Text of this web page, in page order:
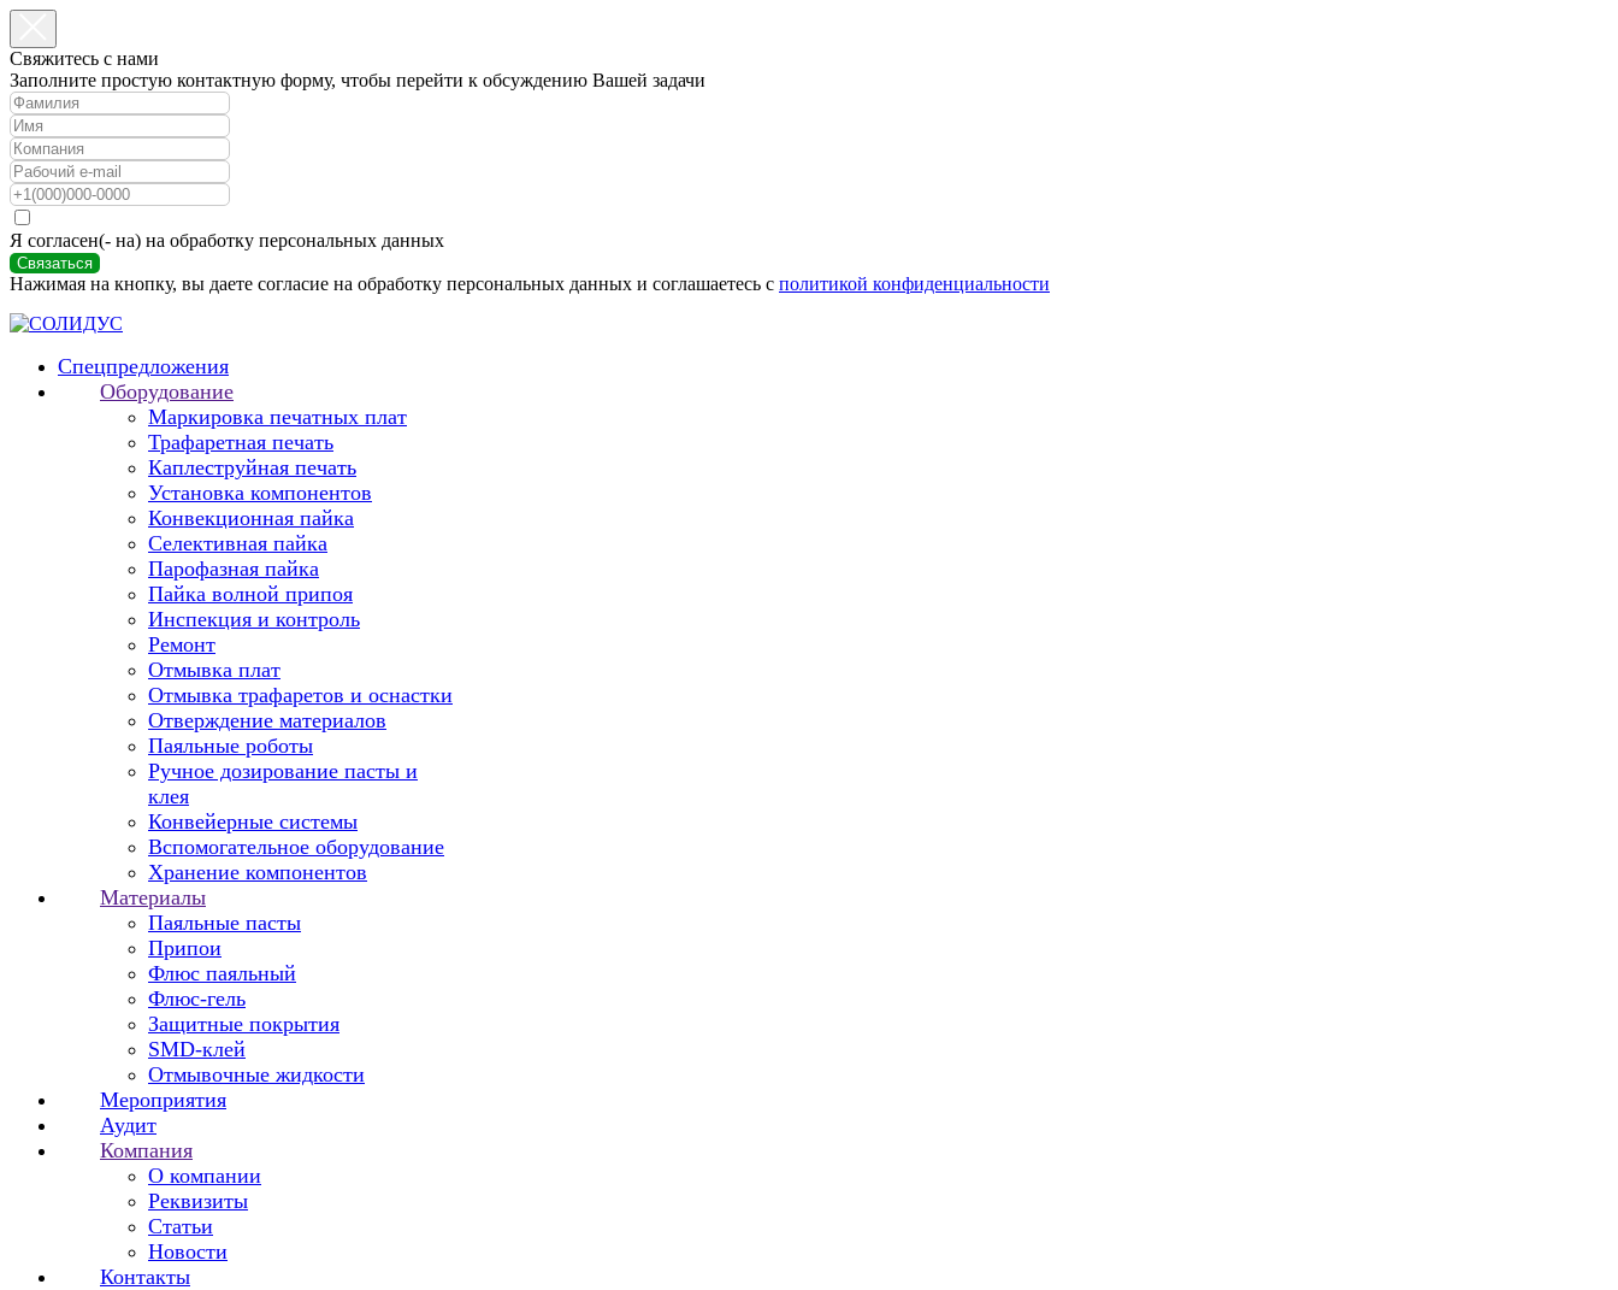
Свяжитесь с нами
Заполните простую контактную форму, чтобы перейти к обсуждению Вашей задачи
Я согласен(- на) на обработку персональных данных
Связаться
Нажимая на кнопку, вы даете согласие на обработку персональных данных и соглашаетесь c политикой конфиденциальности
Спецпредложения
Оборудование
Маркировка печатных плат
Трафаретная печать
Каплеструйная печать
Установка компонентов
Конвекционная пайка
Селективная пайка
Парофазная пайка
Пайка волной припоя
Инспекция и контроль
Ремонт
Отмывка плат
Отмывка трафаретов и оснастки
Отверждение материалов
Паяльные роботы
Ручное дозирование пасты и
клея
Конвейерные системы
Вспомогательное оборудование
Хранение компонентов
Материалы
Паяльные пасты
Припои
Флюс паяльный
Флюс-гель
Защитные покрытия
SMD-клей
Отмывочные жидкости
Мероприятия
Аудит
Компания
О компании
Реквизиты
Статьи
Новости
Контакты